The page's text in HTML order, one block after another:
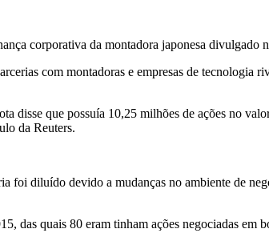
corporativa da montadora japonesa divulgado
com montadoras e empresas de tecnologia
disse que possuía 10,25 milhões de ações no
da Reuters.
foi diluído devido a mudanças no ambiente de
das quais 80 eram tinham ações negociadas em